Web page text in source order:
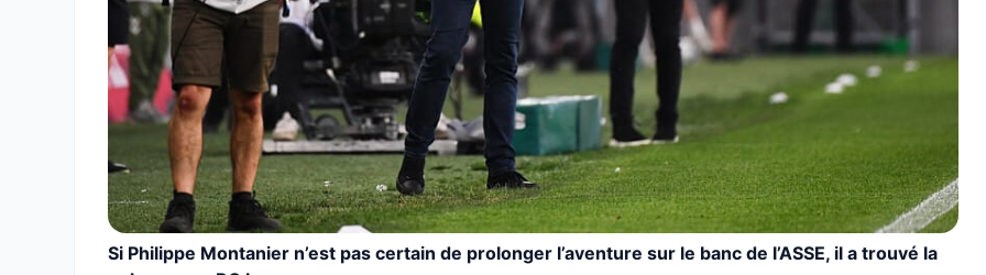
Si Philippe Montanier n’est pas certain de prolonger l’aventure sur le banc de l’ASSE, il a trouvé la